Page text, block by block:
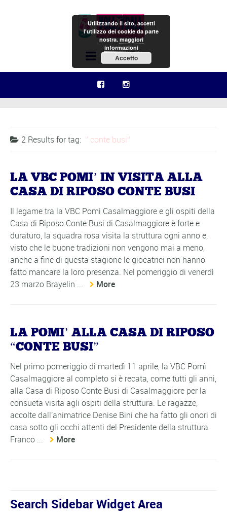
Menu
2 Results fortag: conte busi
LA VBC POMI’ IN VISITA ALLA
CASA DI RIPOSO CONTE BUSI
Il legame tra la VBC Pomì Casalmaggiore e gli ospiti della
Casa di Riposo Conte Busi di Casalmaggiore è forte e
duraturo, la squadra rosa visita la struttura ogni anno e,
visto che le buone tradizioni non vengono mai a meno,
anche a fine di questa stagione le giocatrici non hanno
fatto mancare la loro presenza. Nel pomeriggio di venerdì
23 marzo Brayelin ...
More
LA POMI’ ALLA CASA DI RIPOSO
“CONTE BUSI”
Nel primo pomeriggio di martedì 11 aprile, la VBC Pomì
Casalmaggiore al completo si è recata, come tutti gli anni,
alla Casa di Riposo Conte Busi di Casalmaggiore per la
consueta visita agli ospiti della struttura. Le ragazze,
accolte dall'animatrice Denise Bini che ha fatto gli onori di
casa sotto gli occhi attenti del Presidente della struttura
Franco ...
More
Search Sidebar Widget Area
Utilizzando il sito, accetti
l'utilizzo dei cookie da parte
nostra.maggiori
informazioni
Accetto